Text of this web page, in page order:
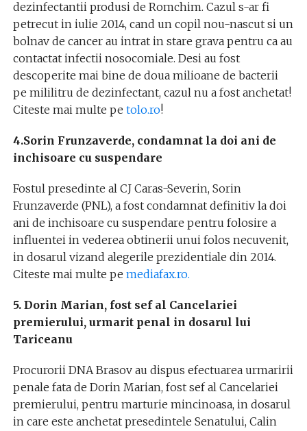
dezinfectantii produsi de Romchim. Cazul s-ar fi
petrecut in iulie 2014, cand un copil nou-nascut si un
bolnav de cancer au intrat in stare grava pentru ca au
contactat infectii nosocomiale. Desi au fost
descoperite mai bine de doua milioane de bacterii
pe mililitru de dezinfectant, cazul nu a fost anchetat!
Citeste mai multe pe tolo.ro!
4.Sorin Frunzaverde, condamnat la doi ani de
inchisoare cu suspendare
Fostul presedinte al CJ Caras-Severin, Sorin
Frunzaverde (PNL), a fost condamnat definitiv la doi
ani de inchisoare cu suspendare pentru folosire a
influentei in vederea obtinerii unui folos necuvenit,
in dosarul vizand alegerile prezidentiale din 2014.
Citeste mai multe pe mediafax.ro.
5. Dorin Marian, fost sef al Cancelariei
premierului, urmarit penal in dosarul lui
Tariceanu
Procurorii DNA Brasov au dispus efectuarea urmaririi
penale fata de Dorin Marian, fost sef al Cancelariei
premierului, pentru marturie mincinoasa, in dosarul
in care este anchetat presedintele Senatului, Calin